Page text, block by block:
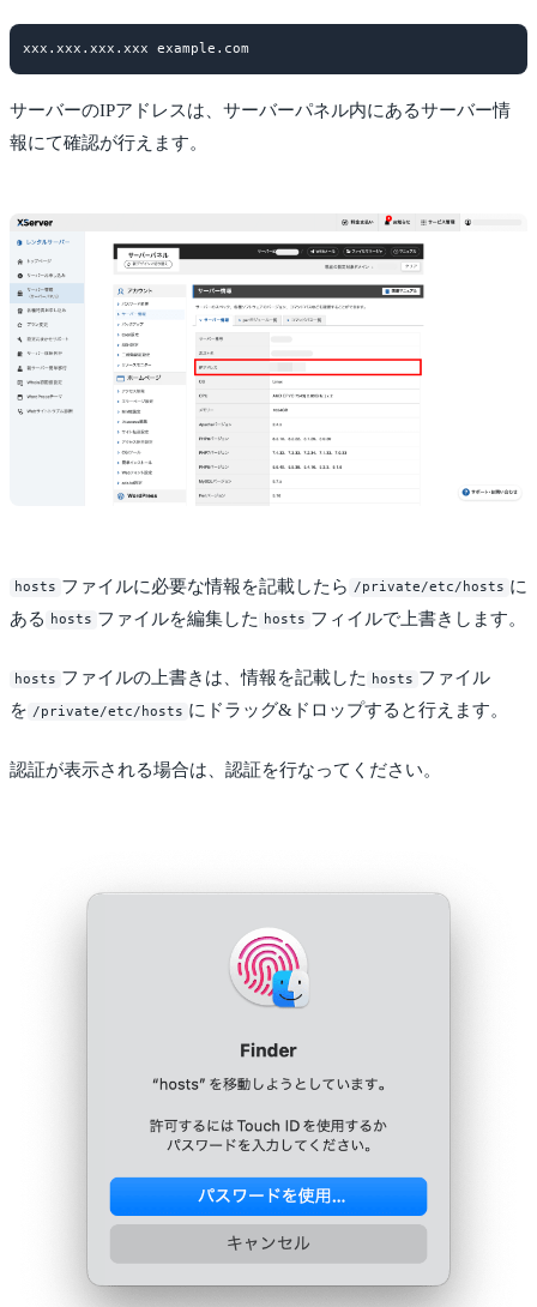
サーバーのIPアドレスは、サーバーパネル内にあるサーバー情
報にて確認が行えます。
hosts ファイルに必要な情報を記載したら /private/etc/hosts に
ある hosts ファイルを編集した hosts フィイルで上書きします。
hosts ファイルの上書きは、情報を記載した hosts ファイル
を /private/etc/hosts にドラッグ&ドロップすると行えます。
認証が表示される場合は、認証を行なってください。